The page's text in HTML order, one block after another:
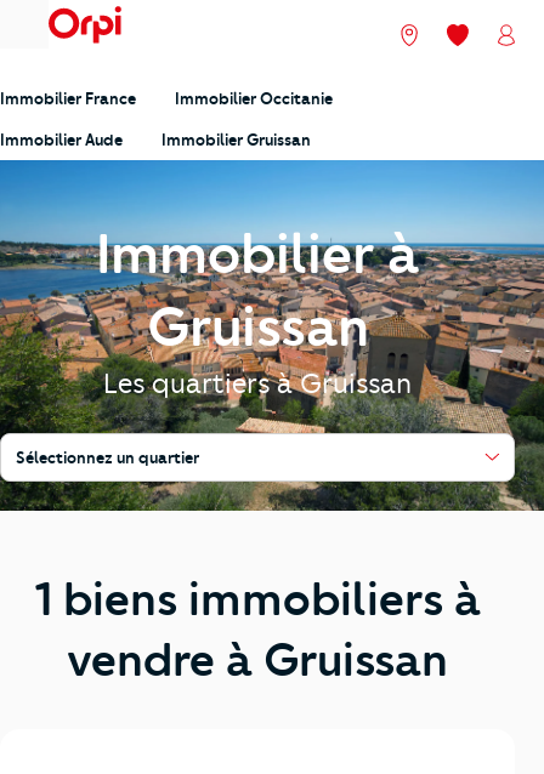
menu Nos agences
Mes
Immobilier France Immobilier Occitanie
Immobilier Aude Immobilier Gruissan
Immobilier à
Gruissan
Les quartiers à Gruissan
Sélectionnez un quartier
1 biens immobiliers à
vendre à Gruissan